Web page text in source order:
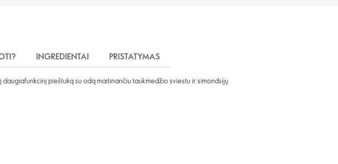
INGREDIENTAI PRISTATYMAS
pieštuką su odą maitinančiu taukmedžio sviestu ir simondsijų